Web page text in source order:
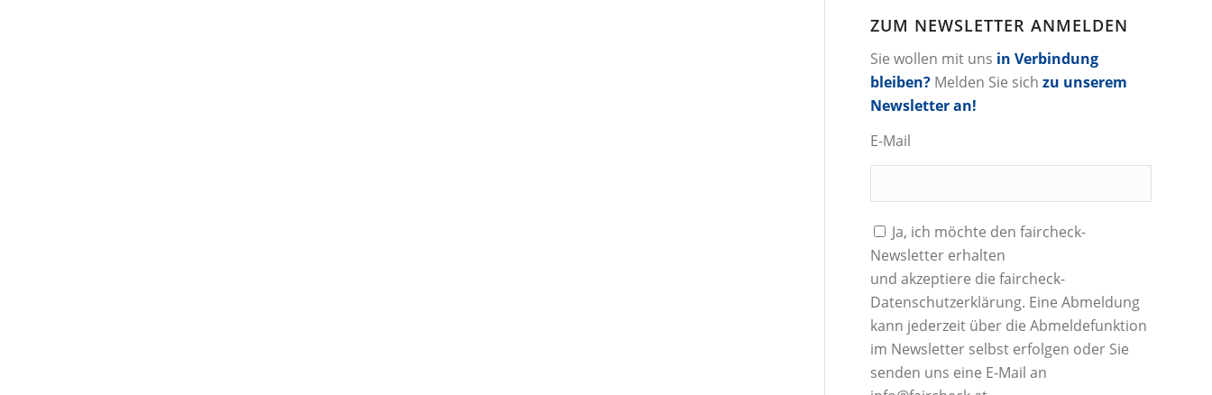
ZUM NEWSLETTER ANMELDEN
Sie wollen mit uns in Verbindung
bleiben? Melden Sie sich zu unserem
Newsletter an!
E-Mail
Ja, ich möchte den faircheck-
Newsletter erhalten
und akzeptiere die faircheck-
Datenschutzerklärung. Eine Abmeldung
kann jederzeit über die Abmeldefunktion
im Newsletter selbst erfolgen oder Sie
senden uns eine E-Mail an